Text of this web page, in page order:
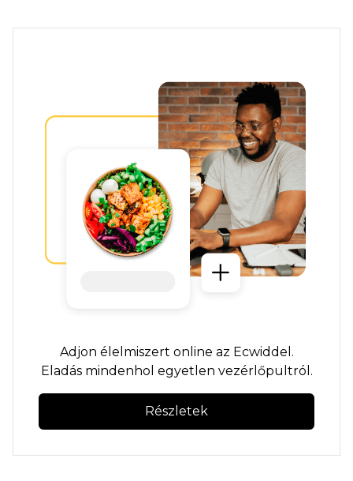
Adjon élelmiszert online az Ecwiddel.
Eladás mindenhol egyetlen vezérlőpultról.
Részletek